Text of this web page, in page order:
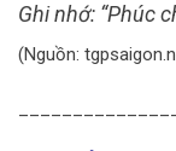
Ghi nhớ: “Phúc
(Nguồn: